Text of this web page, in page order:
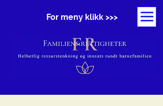
For meny klikk >>>